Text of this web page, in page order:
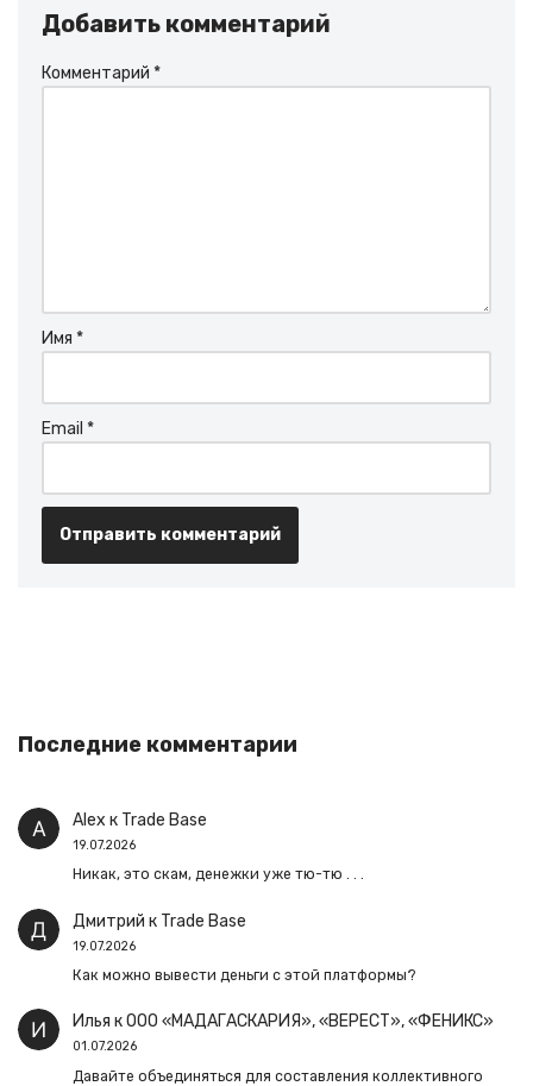
Добавить комментарий
Комментарий *
Имя *
Email *
Последние комментарии
Alex к Trade Base
19.07.2026
Никак, это скам, денежки уже тю-тю . . .
Дмитрий к Trade Base
19.07.2026
Как можно вывести деньги с этой платформы?
Илья кООО «МАДАГАСКАРИЯ», «ВЕРЕСТ», «ФЕНИКС»
01.07.2026
Давайте объединяться для составления коллективного